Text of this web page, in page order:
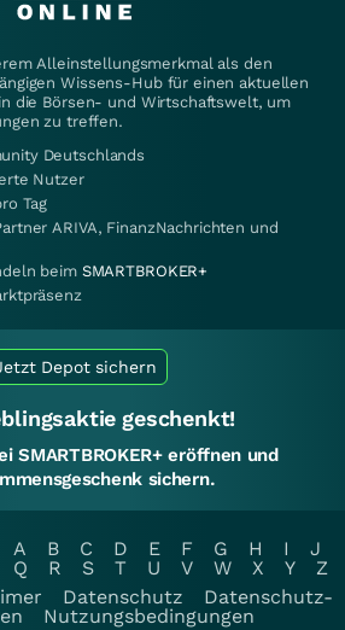
Alleinstellungsmerkmal als den
Wissens-Hub für einen aktuellen
die Börsen- und Wirtschaftswelt, um
zu treffen.
Deutschlands
Nutzer
Tag
ARIVA, FinanzNachrichten und
beim SMARTBROKER+
Depot sichern
geschenkt!
SMARTBROKER+ eröffnen und
sichern.
A B C D E F G H I
J
Q R S T U V W X Y
Z
Datenschutz
Datenschutz-
Nutzungsbedingungen